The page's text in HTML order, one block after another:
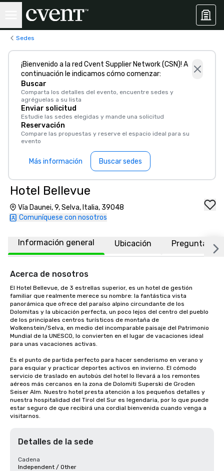
Sedes
¡Bienvenido a la red Cvent Supplier Network (CSN)! A
continuación le indicamos cómo comenzar:
Buscar
Comparta los detalles del evento, encuentre sedes y
agréguelas a su lista
Enviar solicitud
Estudie las sedes elegidas y mande una solicitud
Reservación
Compare las propuestas y reserve el espacio ideal para su
evento
Más información Buscar sedes
Hotel Bellevue
Vía Daunei, 9, Selva, Italia, 39048
Comuníquese con nosotros
Información general Ubicación Preguntas
Acerca de nosotros
El Hotel Bellevue, de 3 estrellas superior, es un hotel de gestión
familiar que realmente merece su nombre: la fantástica vista
panorámica que ofrece del paraíso alpino circundante de los
Dolomitas y la ubicación perfecta, un poco lejos del centro del pueblo
de los principales centros turísticos de montaña de
Wolkenstein/Selva, en medio del incomparable paisaje del Patrimonio
Mundial de la UNESCO, lo convierten en el lugar de vacaciones ideal
para unas vacaciones activas.
Es el punto de partida perfecto para hacer senderismo en verano y
para esquiar y practicar deportes activos en invierno. El cómodo
servicio de traslado en autobús del hotel lo llevará a los remontes
aéreos más cercanos en la zona de Dolomiti Superski de Groden
Seiser Alm. Nuestro hotel presta atención a los pequeños detalles y
nuestra hospitalidad del Tirol del Sur es legendaria, por lo que puede
estar seguro de que recibirá una cordial bienvenida cuando venga a
visitarnos.
Detalles de la sede
Cadena
Independent / Other